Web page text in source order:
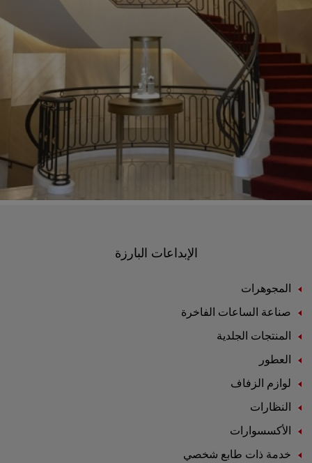
الإبداعات البارزة
المجوهرات
صناعة الساعات الفاخرة
المنتجات الجلدية
العطور
لوازم الزفاف
النظارات
الأكسسوارات
خدمة ذات طابع شخصي